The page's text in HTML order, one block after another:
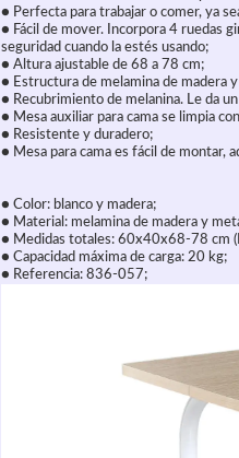
● Perfecta para trabajar o comer, ya
● Fácil de mover. Incorpora 4 ruedas
seguridad cuando la estés usando;
● Altura ajustable de 68 a 78 cm;
● Estructura de melamina de madera
● Recubrimiento de melanina. Le da
● Mesa auxiliar para cama se limpia
● Resistente y duradero;
● Mesa para cama es fácil de montar,
● Color: blanco y madera;
● Material: melamina de madera y
● Medidas totales: 60x40x68-78 cm
● Capacidad máxima de carga: 20 kg;
● Referencia: 836-057;